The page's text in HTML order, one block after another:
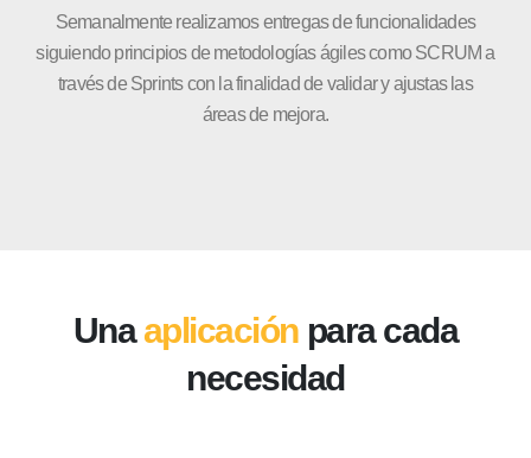
Semanalmente realizamos entregas de funcionalidades
siguiendo principios de metodologías ágiles como SCRUM a
través de Sprints con la finalidad de validar y ajustas las
áreas de mejora.
Unaaplicación para cada
necesidad